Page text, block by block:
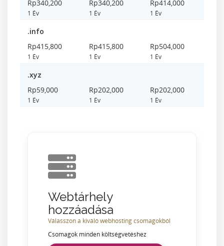
Rp340,200
1 Év
Rp340,200
1 Év
Rp414,000
1 Év
.info
Rp415,800
1 Év
Rp415,800
1 Év
Rp504,000
1 Év
.xyz
Rp59,000
1 Év
Rp202,000
1 Év
Rp202,000
1 Év
Webtárhely
hozzáadása
Válasszon a kiváló webhosting csomagokból
Csomagok minden költségvetéshez